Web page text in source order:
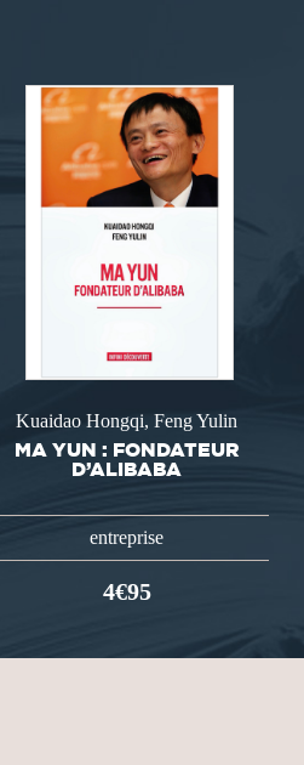
Kuaidao Hongqi, Feng Yulin
MA YUN : FONDATEUR
D’ALIBABA
entreprise
4€95